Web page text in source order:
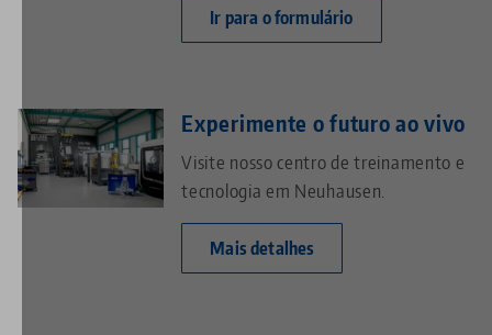
Ir para o formulário
Experimente o futuro ao vivo
Visite nosso centro de treinamento e
tecnologia em Neuhausen.
Mais detalhes